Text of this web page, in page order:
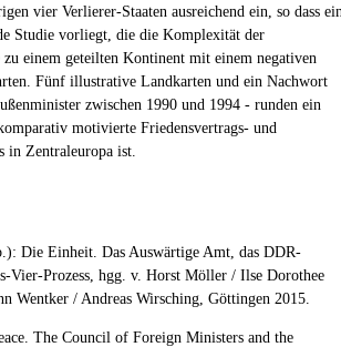
vier Verlierer-Staaten ausreichend ein, so dass
Studie vorliegt, die die Komplexität der
zu einem geteilten Kontinent mit einem negativen
Fünf illustrative Landkarten und ein Nachwort
zwischen 1990 und 1994 - runden ein
motivierte Friedensvertrags- und
in Zentraleuropa ist.
Die Einheit. Das Auswärtige Amt, das DDR-
Vier-Prozess, hgg. v. Horst Möller / Ilse Dorothee
Wentker / Andreas Wirsching, Göttingen 2015.
The Council of Foreign Ministers and the